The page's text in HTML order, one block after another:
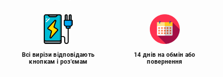
Всі вирізи відповідають
кнопкам і роз'ємам
14 днів на обмін або
повернення